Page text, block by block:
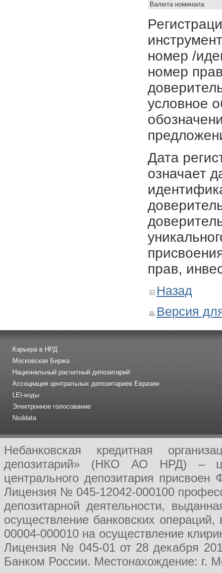
Валюта номинала
номер /
номер
условное
Дата
означает
прав,
Назад
Версия
Карьера в НРД
Московская Биржа
Национальный расчетный депозитарий
Ассоциация центральных депозитариев Евразии
LEI-коды
Электронное голосование
Nsddata
Небанковская кредитная
депозитарий» (НКО АО НРД) –
центрального депозитария
Лицензия № 045-12042-000100
депозитарной деятельности,
осуществление банковских
00004-000010 на осуществление
Лицензия № 045-01 от 28 декабря
Банком России. Местонахождение: г.